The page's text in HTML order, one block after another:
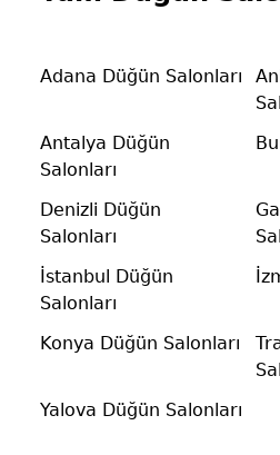
Adana Düğün Salonları
Antalya Düğün
Salonları
Denizli Düğün
Salonları
İstanbul Düğün
Salonları
Konya Düğün Salonları
Yalova Düğün Salonları